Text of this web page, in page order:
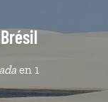
en 1